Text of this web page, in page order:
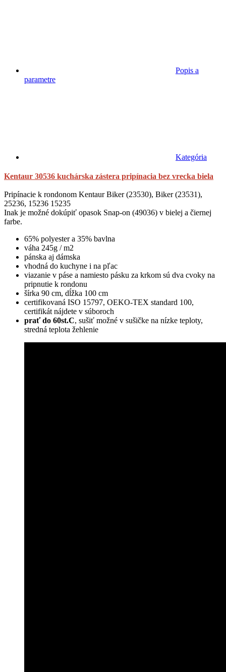
Popis a
parametre
Kategória
Kentaur 30536 kuchárska zástera pripínacia bez vrecka biela
Pripínacie k rondonom Kentaur Biker (23530), Biker (23531),
25236, 15236 15235
Inak je možné dokúpiť opasok Snap-on (49036) v bielej a čiernej
farbe.
65% polyester a 35% bavlna
váha 245g / m2
pánska aj dámska
vhodná do kuchyne i na pľac
viazanie v páse a namiesto pásku za krkom sú dva cvoky na
pripnutie k rondonu
šírka 90 cm, dĺžka 100 cm
certifikovaná ISO 15797, OEKO-TEX standard 100,
certifikát nájdete v súboroch
prať do 60st.C, sušiť možné v sušičke na nízke teploty,
stredná teplota žehlenie